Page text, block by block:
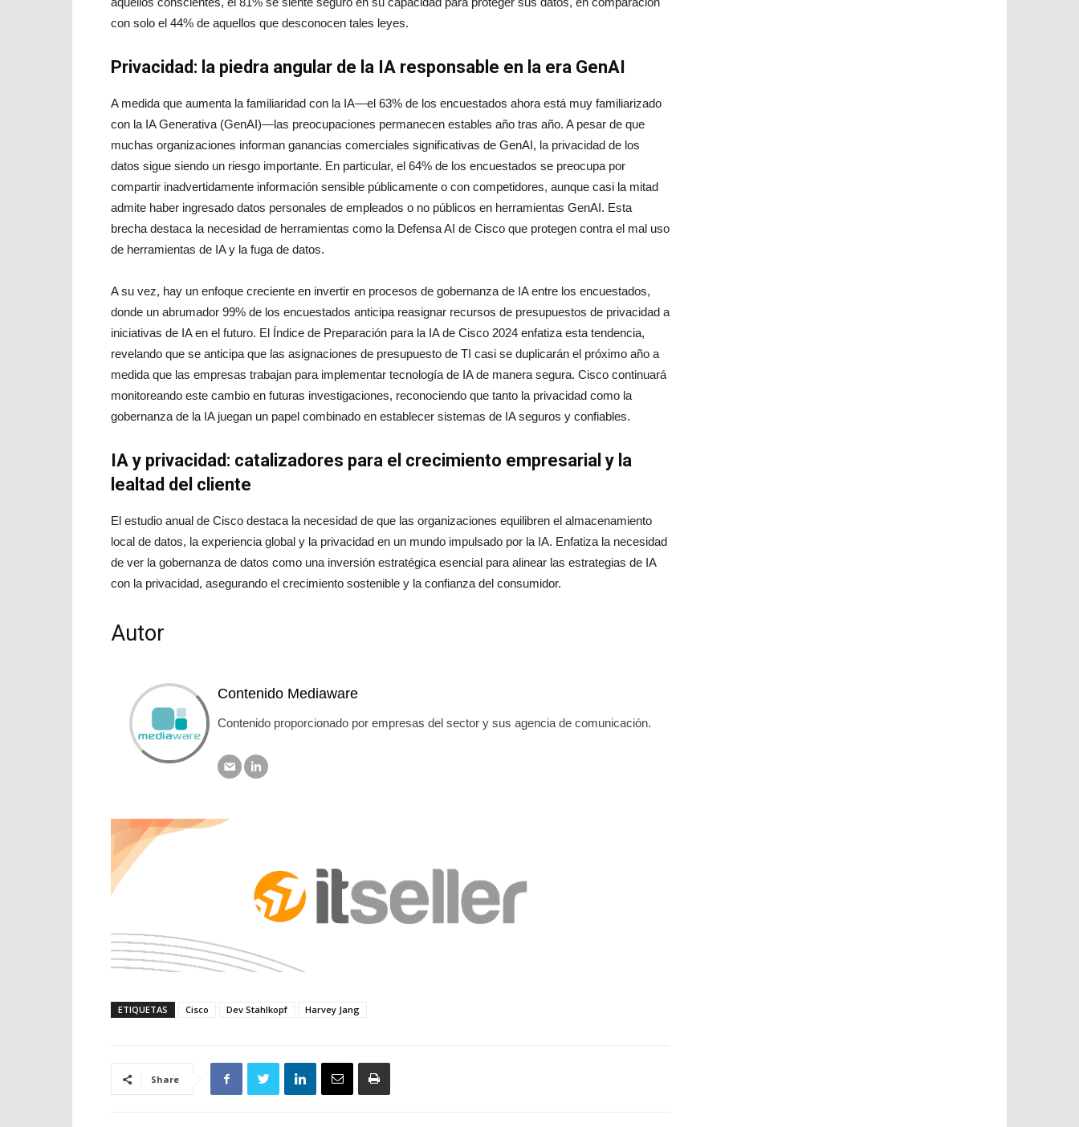
con solo el 44% de aquellos que desconocen tales leyes.
Privacidad: la piedra angular de la IA responsable en la era GenAI
A medida que aumenta la familiaridad con la IA—el 63% de los encuestados ahora está muy familiarizado
con la IA Generativa (GenAI)—las preocupaciones permanecen estables año tras año. A pesar de que
muchas organizaciones informan ganancias comerciales significativas de GenAI, la privacidad de los
datos sigue siendo un riesgo importante. En particular, el 64% de los encuestados se preocupa por
compartir inadvertidamente información sensible públicamente o con competidores, aunque casi la mitad
admite haber ingresado datos personales de empleados o no públicos en herramientas GenAI. Esta
brecha destaca la necesidad de herramientas como la Defensa AI de Cisco que protegen contra el mal uso
de herramientas de IA y la fuga de datos.
A su vez, hay un enfoque creciente en invertir en procesos de gobernanza de IA entre los encuestados,
donde un abrumador 99% de los encuestados anticipa reasignar recursos de presupuestos de privacidad a
iniciativas de IA en el futuro. El Índice de Preparación para la IA de Cisco 2024 enfatiza esta tendencia,
revelando que se anticipa que las asignaciones de presupuesto de TI casi se duplicarán el próximo año a
medida que las empresas trabajan para implementar tecnología de IA de manera segura. Cisco continuará
monitoreando este cambio en futuras investigaciones, reconociendo que tanto la privacidad como la
gobernanza de la IA juegan un papel combinado en establecer sistemas de IA seguros y confiables.
IA y privacidad: catalizadores para el crecimiento empresarial y la
lealtad del cliente
El estudio anual de Cisco destaca la necesidad de que las organizaciones equilibren el almacenamiento
local de datos, la experiencia global y la privacidad en un mundo impulsado por la IA. Enfatiza la necesidad
de ver la gobernanza de datos como una inversión estratégica esencial para alinear las estrategias de IA
con la privacidad, asegurando el crecimiento sostenible y la confianza del consumidor.
Autor
Contenido Mediaware
Contenido proporcionado por empresas del sector y sus agencia de comunicación.
ETIQUETAS Cisco Dev Stahlkopf Harvey Jang
Share